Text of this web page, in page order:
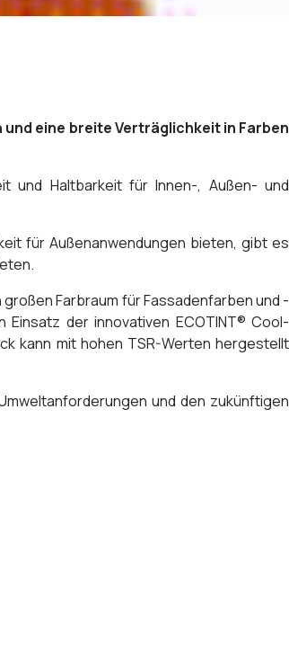
eine breite Verträglichkeit in Farben
und Haltbarkeit für Innen-, Außen- und
für Außenanwendungen bieten, gibt es
Farbraum für Fassadenfarben und -
Einsatz der innovativen ECOTINT® Cool-
kann mit hohen TSR-Werten hergestellt
und den zukünftigen